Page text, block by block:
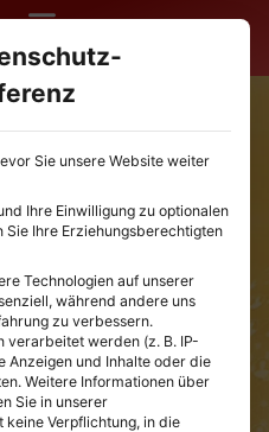
Marketingteams seit
und Daten zur
einfach zu finden und
Sie unsere Website weiter
Ihre Einwilligung zu optionalen
Sie Ihre Erziehungsberechtigten
Technologien auf unserer
während andere uns
zu verbessern.
verarbeitet werden (z. B. IP-
Anzeigen und Inhalte oder die
Weitere Informationen über
Sie in unserer
keine Verpflichtung, in die